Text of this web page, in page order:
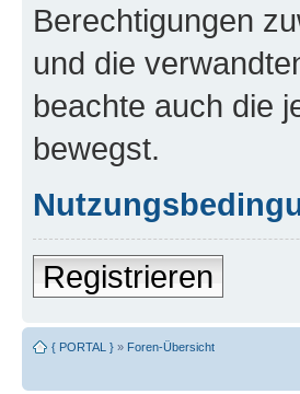
Berechtigungen
und die
beachte auch die
bewegst.
Registrieren
{ PORTAL } » Foren-Übersicht